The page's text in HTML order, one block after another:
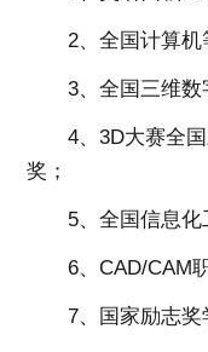
2、全国计算机
3、全国三维数
4、3D大赛全国
奖；
5、全国信息化
6、CAD/CAM职
7、国家励志奖